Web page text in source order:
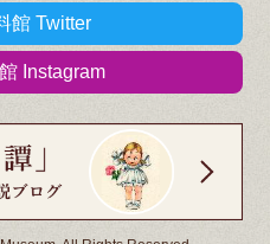
館 Twitter
Instagram